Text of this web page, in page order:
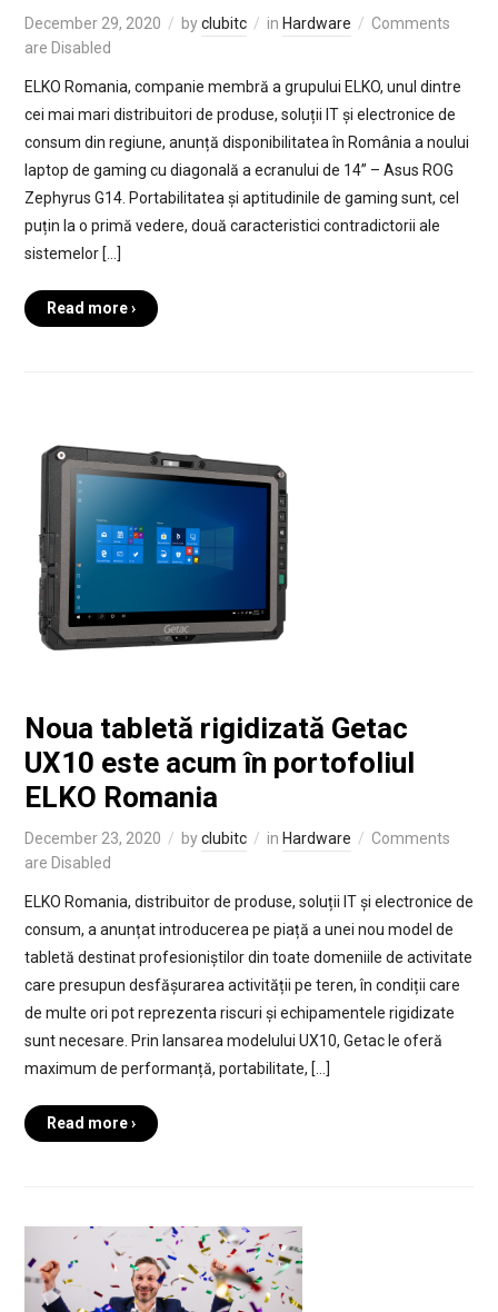
December 29, 2020 byclubitc in Hardware
Comments
are Disabled
ELKO Romania, companie membră a grupului ELKO, unul dintre
cei mai mari distribuitori de produse, soluții IT și electronice de
consum din regiune, anunță disponibilitatea în România a noului
laptop de gaming cu diagonală a ecranului de 14” – Asus ROG
Zephyrus G14. Portabilitatea și aptitudinile de gaming sunt, cel
puțin la o primă vedere, două caracteristici contradictorii ale
sistemelor […]
Read more ›
Noua tabletă rigidizată Getac
UX10 este acum în portofoliul
ELKO Romania
December 23, 2020 byclubitc in Hardware
Comments
are Disabled
ELKO Romania, distribuitor de produse, soluții IT și electronice de
consum, a anunțat introducerea pe piață a unei nou model de
tabletă destinat profesioniștilor din toate domeniile de activitate
care presupun desfășurarea activității pe teren, în condiții care
de multe ori pot reprezenta riscuri și echipamentele rigidizate
sunt necesare. Prin lansarea modelului UX10, Getac le oferă
maximum de performanță, portabilitate, […]
Read more ›